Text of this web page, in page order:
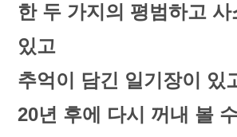
한 두 가지의 평범하고 사
있고
추억이 담긴 일기장이 있
20년 후에 다시 꺼내 볼